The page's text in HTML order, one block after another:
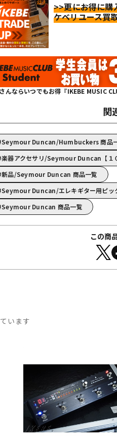
>>更にお得に購
ケベリユース買
んならいつでもお得『IKEBE MUSIC
関
Seymour Duncan/Humbuckers 商品
楽器アクセサリ/Seymour Duncan【１
新品/Seymour Duncan 商品一覧
Seymour Duncan/エレキギター用ピッ
Seymour Duncan 商品一覧
この商
います